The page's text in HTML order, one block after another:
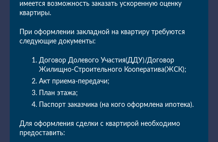
имеется возможность заказать ускоренную оценку
квартиры.
При оформлении закладной на квартиру требуются
следующие документы:
Договор Долевого Участия(ДДУ)/Договор
Жилищно-Строительного Кооператива(ЖСК);
Акт приема-передачи;
План этажа;
Паспорт заказчика (на кого оформлена ипотека).
Для оформления сделки с квартирой необходимо
предоставить: